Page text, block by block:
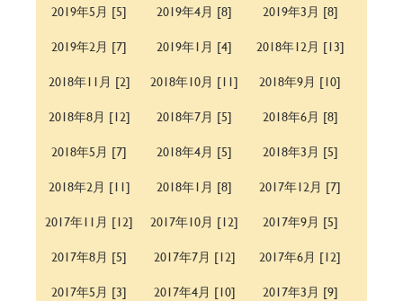
2019年5月 [5]
2019年4月 [8]
2019年3月 [8]
2019年2月 [7]
2019年1月 [4]
2018年12月 [13]
2018年11月 [2]
2018年10月 [11]
2018年9月 [10]
2018年8月 [12]
2018年7月 [5]
2018年6月 [8]
2018年5月 [7]
2018年4月 [5]
2018年3月 [5]
2018年2月 [11]
2018年1月 [8]
2017年12月 [7]
2017年11月 [12]
2017年10月 [12]
2017年9月 [5]
2017年8月 [5]
2017年7月 [12]
2017年6月 [12]
2017年5月 [3]
2017年4月 [10]
2017年3月 [9]